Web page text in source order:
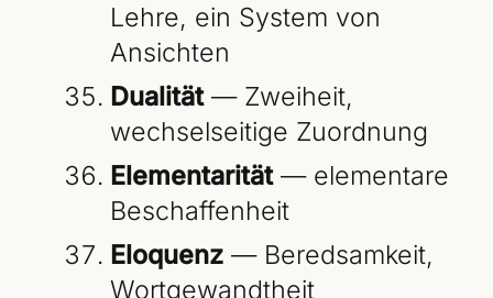
Lehre, ein System von
Ansichten
Dualität— Zweiheit,
wechselseitige Zuordnung
Elementarität— elementare
Beschaffenheit
Eloquenz— Beredsamkeit,
Wortgewandtheit